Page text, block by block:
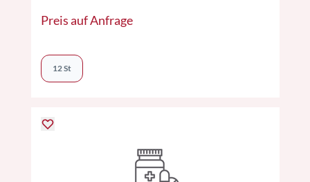
Preis auf Anfrage
12 St